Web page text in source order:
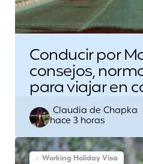
Conducir por
consejos,
para viajar en
Escrito
por
Claudia de Chapka
hace 3 horas
Working Holiday Visa